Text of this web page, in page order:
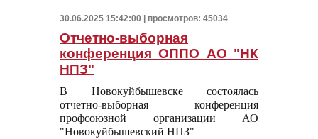
30.06.2025 15:42:00 | просмотров: 45034
Отчетно-выборная
конференция ОППО АО "НК
НПЗ"
В Новокуйбышевске состоялась
отчетно-выборная конференция
профсоюзной организации АО
"Новокуйбышевский НПЗ"